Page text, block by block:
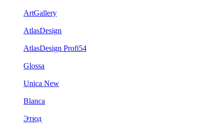
ArtGallery
AtlasDesign
AtlasDesign Profi54
Glossa
Unica New
Blanca
Этюд